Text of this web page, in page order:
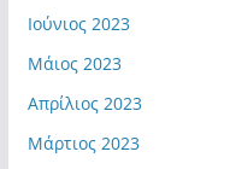
Ιούνιος 2023
Μάιος 2023
Απρίλιος 2023
Μάρτιος 2023